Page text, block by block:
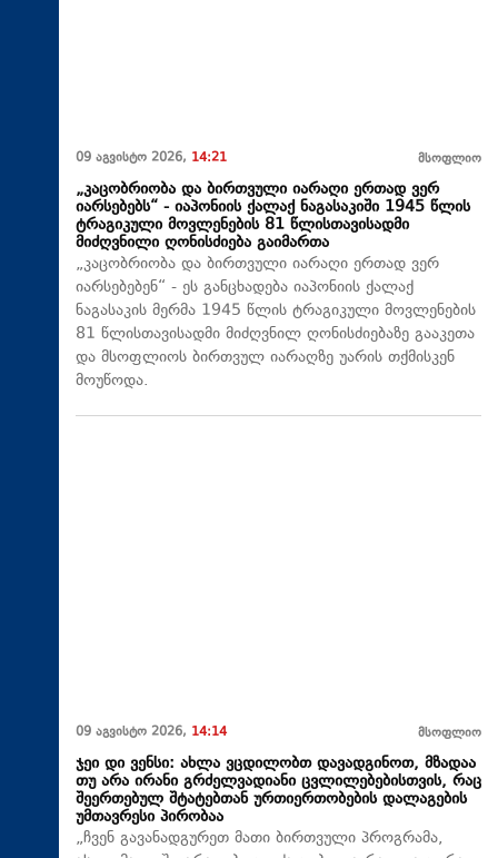
09 აგვისტო 2026, 14:21 მსოფლიო
„კაცობრიობა და ბირთვული იარაღი ერთად ვერ
იარსებებს“ - იაპონიის ქალაქ ნაგასაკიში 1945 წლის
ტრაგიკული მოვლენების 81 წლისთავისადმი
მიძღვნილი ღონისძიება გაიმართა
„კაცობრიობა და ბირთვული იარაღი ერთად ვერ
იარსებებენ“ - ეს განცხადება იაპონიის ქალაქ
ნაგასაკის მერმა 1945 წლის ტრაგიკული მოვლენების
81 წლისთავისადმი მიძღვნილ ღონისძიებაზე გააკეთა
და მსოფლიოს ბირთვულ იარაღზე უარის თქმისკენ
მოუწოდა.
09 აგვისტო 2026, 14:14 მსოფლიო
ჯეი დი ვენსი: ახლა ვცდილობთ დავადგინოთ, მზადაა
თუ არა ირანი გრძელვადიანი ცვლილებებისთვის, რაც
შეერთებულ შტატებთან ურთიერთობების დალაგების
უმთავრესი პირობაა
„ჩვენ გავანადგურეთ მათი ბირთვული პროგრამა,